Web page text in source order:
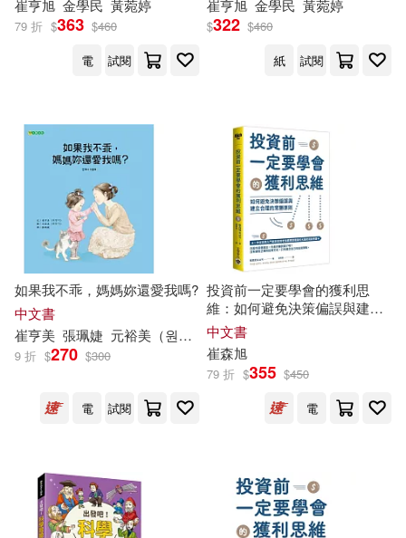
藤澤亨(43) 崔巒（主編）(40)
崔兆華（主編）(34)
崔炳烈(33)
旭屋出版編輯部(33)
臧旭恆（主編）(33)
滕毓旭(30)
時雨沢恵一(29) 崔勝民(28)
萬卷出版公司(285)
清華大學出版社(237)
科學出版社(224)
黑龍江美術出版社(189)
台灣角川(179)
機械工業出版社(177)
延邊教育出版社(176)
三采(169)
SECRET MUSIC(149)
配送方式 (可複選)
可海外宅配(12917)
可港澳店取(12667)
可新加坡店取(12563)
可菲律賓店取(12710)
本週上市新品(13)
崔亨旭 金學民 黃菀婷
79 折 $363 $460
電
試閱
崔亨旭 金學民 黃菀婷
$322 $460
紙
試閱
如果我不乖，媽媽妳還愛我嗎?
中文書
崔亨美 張珮婕 元裕美（원유미）
9 折 $270 $300
電 試閱
投資前一定要學會的獲利思
維：如何避免決策偏誤與建立
合理的常勝原則
中文書
崔森旭
79 折 $355 $450
電